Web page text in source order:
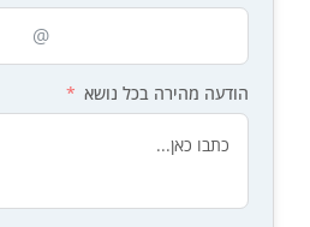
הודעה מהירה בכל נושא